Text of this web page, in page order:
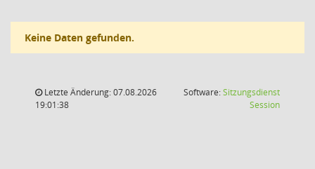
Keine Daten gefunden.
Letzte Änderung: 07.08.2026
19:01:38
Software:Sitzungsdienst
Session(Wird in